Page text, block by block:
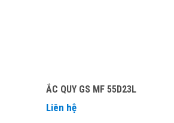
ẮC QUY GS MF 55D23L
Liên hệ